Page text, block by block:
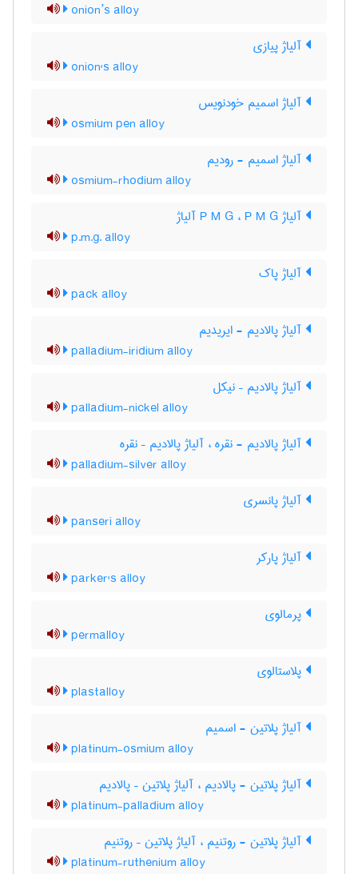
onion’s alloy
آلیاژ پیازی
onion's alloy
آلیاژ اسمیم خودنویس
osmium pen alloy
آلیاژ اسمیم - رودیم
osmium-rhodium alloy
آلیاژ P M G ، P M G آلیاژ
p.m.g. alloy
آلیاژ پاک
pack alloy
آلیاژ پالادیم - ایریدیم
palladium-iridium alloy
آلیاژ پالادیم – نیکل
palladium-nickel alloy
آلیاژ پالادیم - نقره ، آلیاژ پالادیم – نقره
palladium-silver alloy
آلیاژ پانسری
panseri alloy
آلیاژ پارکر
parker's alloy
پرمالوی
permalloy
پلاستالوی
plastalloy
آلیاژ پلاتین - اسمیم
platinum-osmium alloy
آلیاژ پلاتین - پالادیم ، آلیاژ پلاتین – پالادیم
platinum-palladium alloy
آلیاژ پلاتین - روتنیم ، آلیاژ پلاتین – روتنیم
platinum-ruthenium alloy